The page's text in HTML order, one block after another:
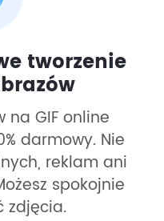
tworzenie
na GIF online
darmowy. Nie
reklam ani
spokojnie
zdjęcia.